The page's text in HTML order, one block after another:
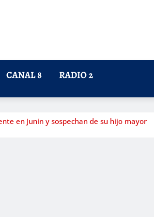
CANAL 8 RADIO 2
en Junín y sospechan de su hijo mayor